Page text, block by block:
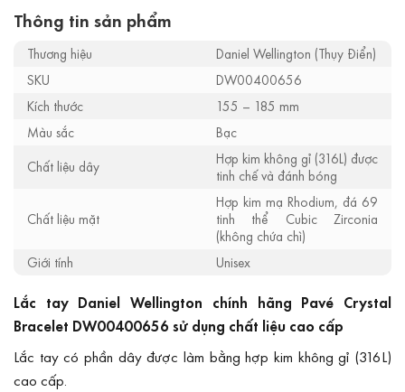
Thông tin sản phẩm
Thương hiệu
Daniel Wellington (Thụy Điển)
SKU
DW00400656
Kích thước
155 – 185 mm
Màu sắc
Bạc
Chất liệu dây
Hợp kim không gỉ (316L) được
tinh chế và đánh bóng
Chất liệu mặt
Hợp kim mạ Rhodium, đá 69
tinh thể Cubic Zirconia
(không chứa chì)
Giới tính
Unisex
Lắc tay Daniel Wellington chính hãng Pavé Crystal
Bracelet DW00400656 sử dụng chất liệu cao cấp
Lắc tay có phần dây được làm bằng hợp kim không gỉ (316L)
cao cấp.